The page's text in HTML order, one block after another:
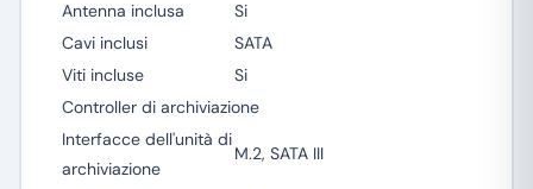
Antenna inclusa
Si
Cavi inclusi
SATA
Viti incluse
Si
Controller di archiviazione
Interfacce dell'unità di
archiviazione
M.2, SATA III